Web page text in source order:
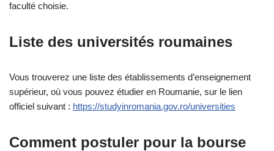
faculté choisie.
Liste des universités roumaines
Vous trouverez une liste des établissements d’enseignement
supérieur, où vous pouvez étudier en Roumanie, sur le lien
officiel suivant : https://studyinromania.gov.ro/universities
Comment postuler pour la bourse